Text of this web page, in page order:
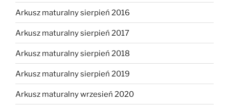
Arkusz maturalny sierpień 2016
Arkusz maturalny sierpień 2017
Arkusz maturalny sierpień 2018
Arkusz maturalny sierpień 2019
Arkusz maturalny wrzesień 2020